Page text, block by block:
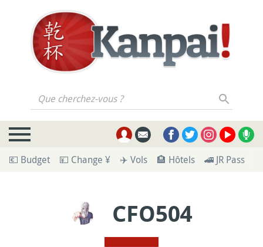
Que cherchez-vous ?
💶 Budget 💴 Change ¥ ✈️ Vols 🏨 Hôtels 🚄 JR Pass
CFO504